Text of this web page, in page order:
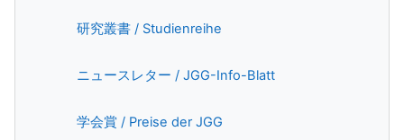
研究叢書 / Studienreihe
ニュースレター / JGG-Info-BlattPage
学会賞 / Preise der JGG